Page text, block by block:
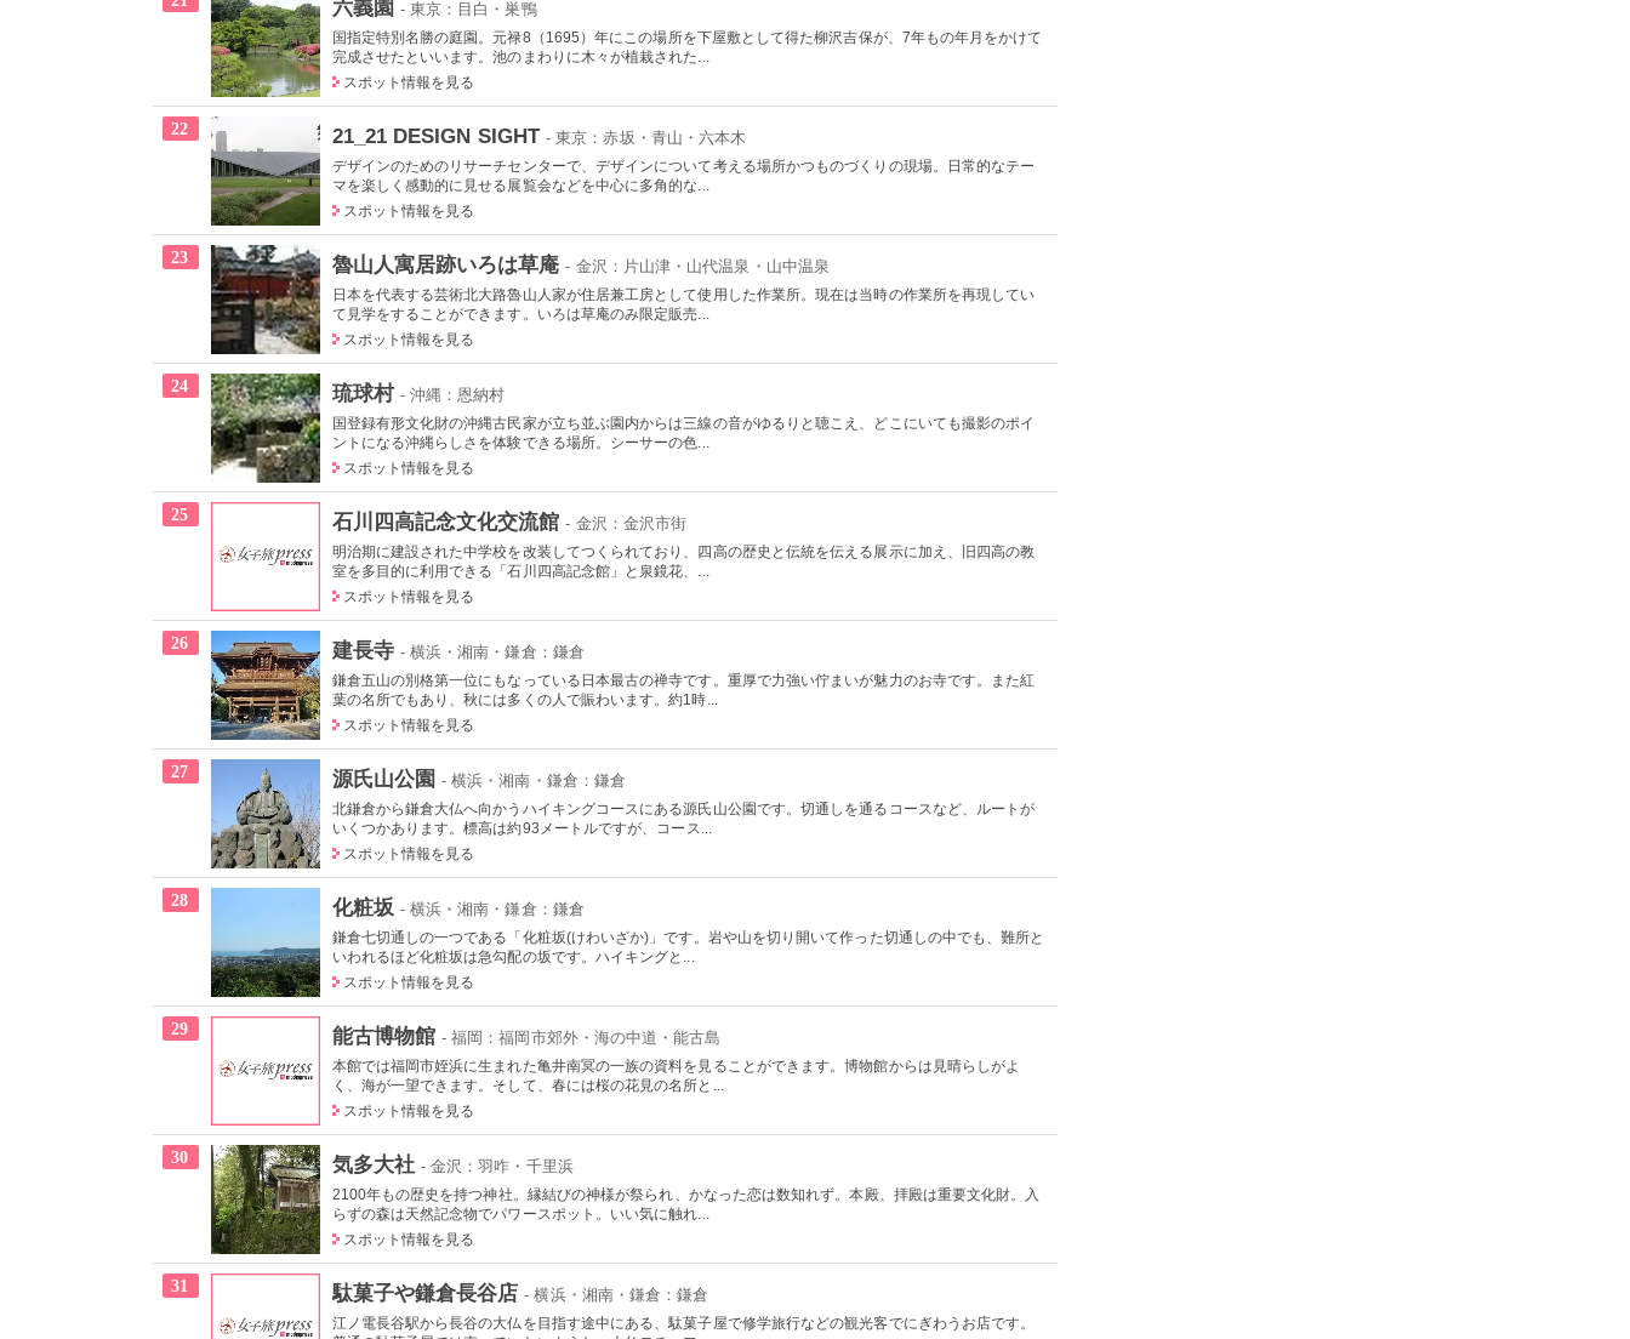
六義園 - 東京：目白・巣鴨
国指定特別名勝の庭園。元禄8（1695）年にこの場所を下屋敷として得た柳沢吉保が、7年もの年月をかけて
完成させたといいます。池のまわりに木々が植栽された...
スポット情報を見る
22 21_21 DESIGN SIGHT - 東京：赤坂・青山・六本木
デザインのためのリサーチセンターで、デザインについて考える場所かつものづくりの現場。日常的なテー
マを楽しく感動的に見せる展覧会などを中心に多角的な...
スポット情報を見る
23 魯山人寓居跡いろは草庵 - 金沢：片山津・山代温泉・山中温泉
日本を代表する芸術北大路魯山人家が住居兼工房として使用した作業所。現在は当時の作業所を再現してい
て見学をすることができます。いろは草庵のみ限定販売...
スポット情報を見る
24 琉球村 - 沖縄：恩納村
国登録有形文化財の沖縄古民家が立ち並ぶ園内からは三線の音がゆるりと聴こえ、どこにいても撮影のポイ
ントになる沖縄らしさを体験できる場所。シーサーの色...
スポット情報を見る
25 石川四高記念文化交流館 - 金沢：金沢市街
明治期に建設された中学校を改装してつくられており、四高の歴史と伝統を伝える展示に加え、旧四高の教
室を多目的に利用できる「石川四高記念館」と泉鏡花、...
スポット情報を見る
26 建長寺 - 横浜・湘南・鎌倉：鎌倉
鎌倉五山の別格第一位にもなっている日本最古の禅寺です。重厚で力強い佇まいが魅力のお寺です。また紅
葉の名所でもあり、秋には多くの人で賑わいます。約1時...
スポット情報を見る
27 源氏山公園 - 横浜・湘南・鎌倉：鎌倉
北鎌倉から鎌倉大仏へ向かうハイキングコースにある源氏山公園です。切通しを通るコースなど、ルートが
いくつかあります。標高は約93メートルですが、コース...
スポット情報を見る
28 化粧坂 - 横浜・湘南・鎌倉：鎌倉
鎌倉七切通しの一つである「化粧坂(けわいざか)」です。岩や山を切り開いて作った切通しの中でも、難所と
いわれるほど化粧坂は急勾配の坂です。ハイキングと...
スポット情報を見る
29 能古博物館 - 福岡：福岡市郊外・海の中道・能古島
本館では福岡市姪浜に生まれた亀井南冥の一族の資料を見ることができます。博物館からは見晴らしがよ
く、海が一望できます。そして、春には桜の花見の名所と...
スポット情報を見る
30 気多大社 - 金沢：羽咋・千里浜
2100年もの歴史を持つ神社。縁結びの神様が祭られ、かなった恋は数知れず。本殿、拝殿は重要文化財。入
らずの森は天然記念物でパワースポット。いい気に触れ...
スポット情報を見る
31 駄菓子や鎌倉長谷店 - 横浜・湘南・鎌倉：鎌倉
江ノ電長谷駅から長谷の大仏を目指す途中にある、駄菓子屋で修学旅行などの観光客でにぎわうお店です。